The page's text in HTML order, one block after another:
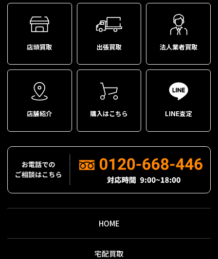
店頭買取 出張買取 法人業者買取
店舗紹介 購入はこちら LINE査定
HOME
宅配買取